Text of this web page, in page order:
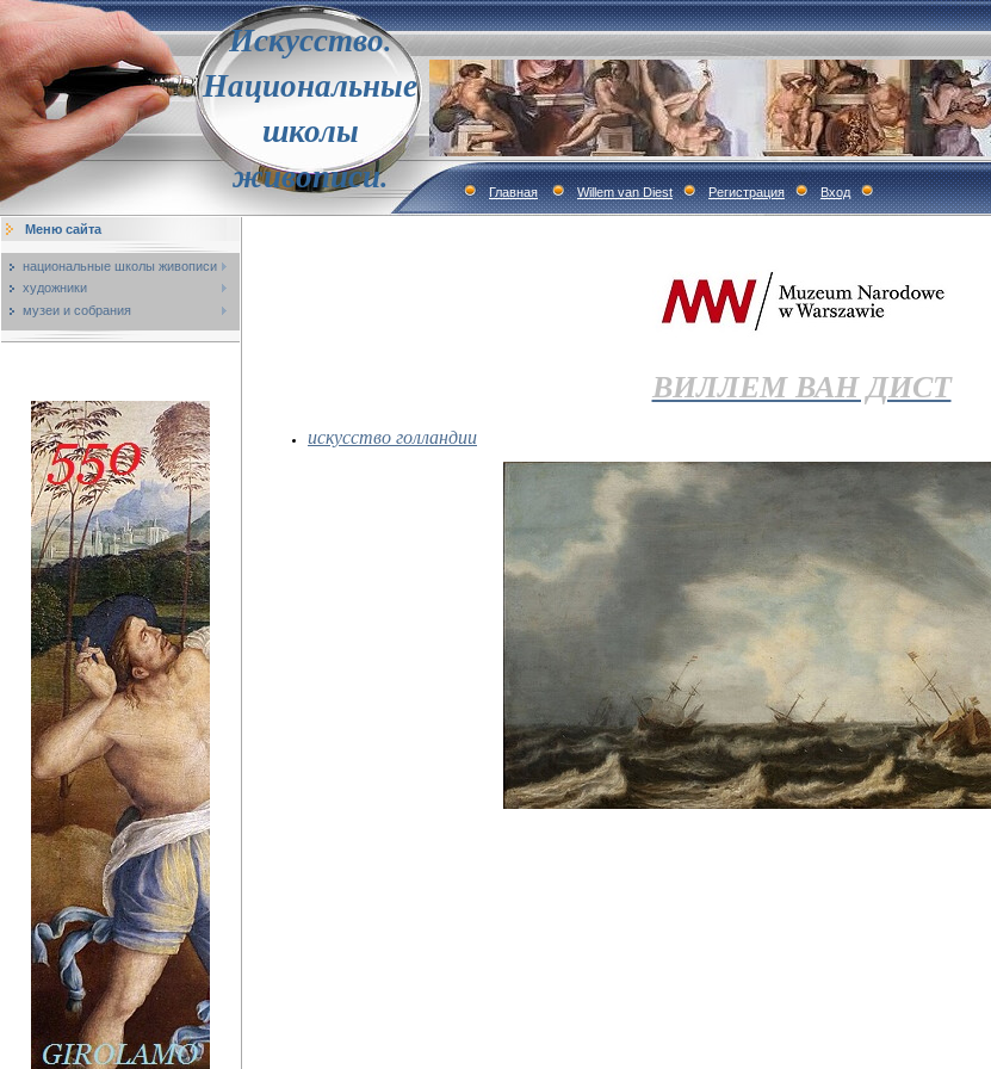
Искусство.
Национальные
школы
живописи.
Главная Willem van Diest Регистрация Вход
Меню сайта
национальные школы живописи
художники
музеи и собрания
ВИЛЛЕМ ВАН ДИСТ
искусство голландии